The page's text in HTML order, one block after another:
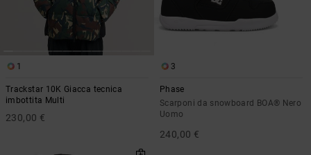
1
Trackstar 10K Giacca tecnica
imbottita Multi
230,00 €
3
Phase
Scarponi da snowboard BOA® Nero
Uomo
240,00 €